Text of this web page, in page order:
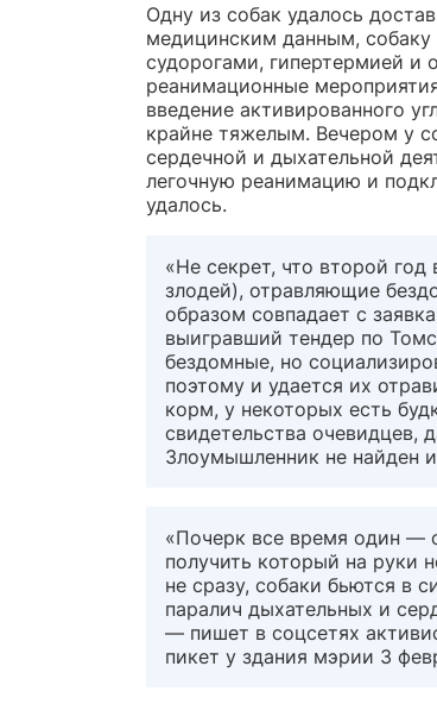
Одну из собак удалось
медицинским данным, собаку
судорогами, гипертермией и
реанимационные
введение активированного
крайне тяжелым. Вечером у
сердечной и дыхательной
легочную реанимацию и
удалось.
«Не секрет, что второй
злодей), отравляющие
образом совпадает с
выигравший тендер по
бездомные, но
поэтому и удается их
корм, у некоторых есть
свидетельства очевидцев,
Злоумышленник не найден
«Почерк все время один —
получить который на руки
не сразу, собаки бьются в
паралич дыхательных и
— пишет в соцсетях
пикет у здания мэрии 3